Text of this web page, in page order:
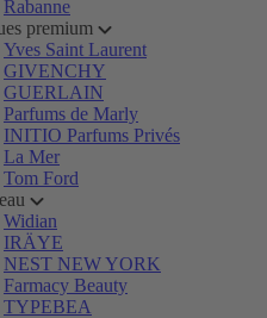
Rabanne
premium
Yves Saint Laurent
GIVENCHY
GUERLAIN
Parfums de Marly
INITIO Parfums Privés
La Mer
Tom Ford
Widian
IRÄYE
NEST NEW YORK
Farmacy Beauty
TYPEBEA